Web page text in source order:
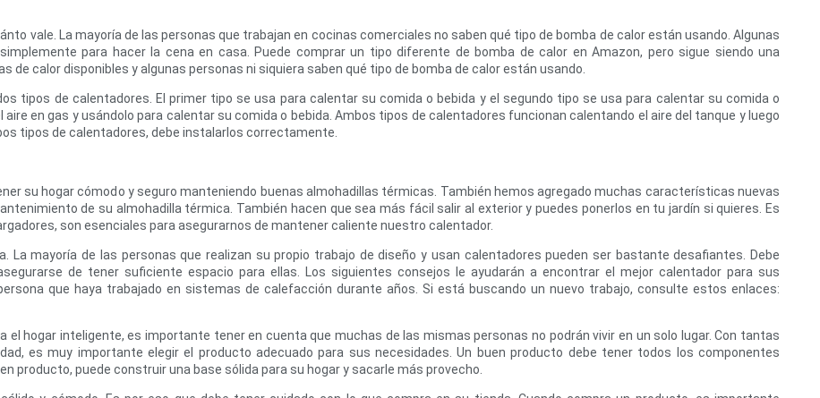
vale. La mayoría de las personas que trabajan en cocinas comerciales no saben qué tipo de bomba de calor están usando. Algunas
para hacer la cena en casa. Puede comprar un tipo diferente de bomba de calor en Amazon, pero sigue siendo una
de calor disponibles y algunas personas ni siquiera saben qué tipo de bomba de calor están usando.
tipos de calentadores. El primer tipo se usa para calentar su comida o bebida y el segundo tipo se usa para calentar su comida o
en gas y usándolo para calentar su comida o bebida. Ambos tipos de calentadores funcionan calentando el aire del tanque y luego
tipos de calentadores, debe instalarlos correctamente.
su hogar cómodo y seguro manteniendo buenas almohadillas térmicas. También hemos agregado muchas características nuevas
de su almohadilla térmica. También hacen que sea más fácil salir al exterior y puedes ponerlos en tu jardín si quieres. Es
son esenciales para asegurarnos de mantener caliente nuestro calentador.
mayoría de las personas que realizan su propio trabajo de diseño y usan calentadores pueden ser bastante desafiantes. Debe
de tener suficiente espacio para ellas. Los siguientes consejos le ayudarán a encontrar el mejor calentador para sus
que haya trabajado en sistemas de calefacción durante años. Si está buscando un nuevo trabajo, consulte estos enlaces:
hogar inteligente, es importante tener en cuenta que muchas de las mismas personas no podrán vivir en un solo lugar. Con tantas
es muy importante elegir el producto adecuado para sus necesidades. Un buen producto debe tener todos los componentes
producto, puede construir una base sólida para su hogar y sacarle más provecho.